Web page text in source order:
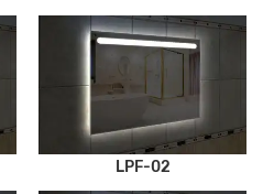
LPF-02